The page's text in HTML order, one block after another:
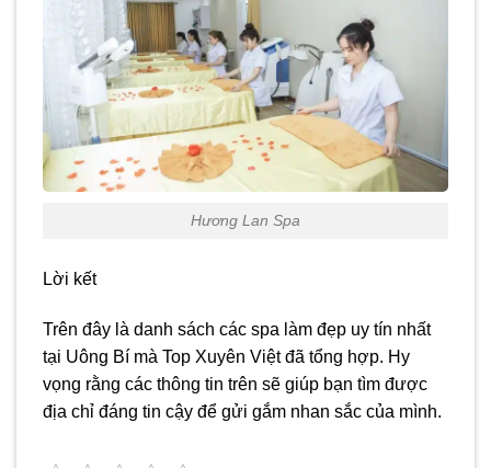
Hương Lan Spa
Lời kết
Trên đây là danh sách các spa làm đẹp uy tín nhất
tại Uông Bí mà Top Xuyên Việt đã tổng hợp. Hy
vọng rằng các thông tin trên sẽ giúp bạn tìm được
địa chỉ đáng tin cậy để gửi gắm nhan sắc của mình.